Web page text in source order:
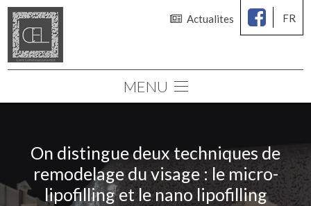
Actualites FR
MENU
Chirurgie esthétique
Médecine esthétique
Consultations
On distingue deux techniques de
remodelage du visage : le micro-
lipofilling et le nano lipofilling